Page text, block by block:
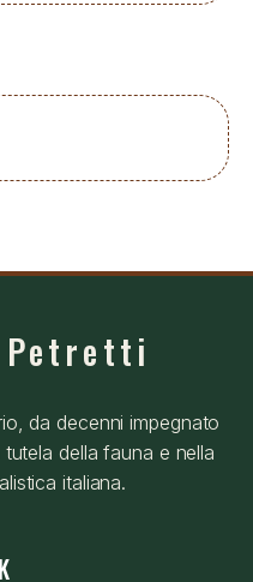
Petretti
da decenni impegnato
della fauna e nella
italiana.